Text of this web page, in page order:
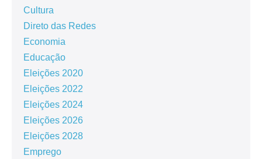
Cultura
Direto das Redes
Economia
Educação
Eleições 2020
Eleições 2022
Eleições 2024
Eleições 2026
Eleições 2028
Emprego